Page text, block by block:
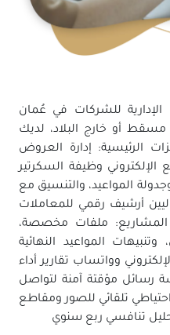
للشركات في عُمان
أو خارج البلاد، لديك
الرئيسية: إدارة العروض
الإلكتروني وظيفة السكرتير
المواعيد، والتنسيق مع
أرشيف رقمي للمعاملات
المشاريع: ملفات مخصصة،
المواعيد النهائية
وواتساب تقارير أداء
رسائل مؤقتة آمنة لتواصل
تلقائي للصور ومقاطع
تنافسي ربع سنوي